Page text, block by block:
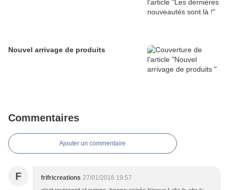
Nouvel arrivage de produits
Commentaires
Ajouter un commentaire
F frifricreations 27/01/2016 19:57